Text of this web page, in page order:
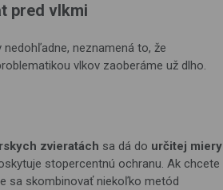
pred vlkmi
neznamená to, že
vlkov zaoberáme už dlho.
zvieratách sa dá do určitej miery
stopercentnú ochranu. Ak chcete
sa skombinovať niekoľko metód